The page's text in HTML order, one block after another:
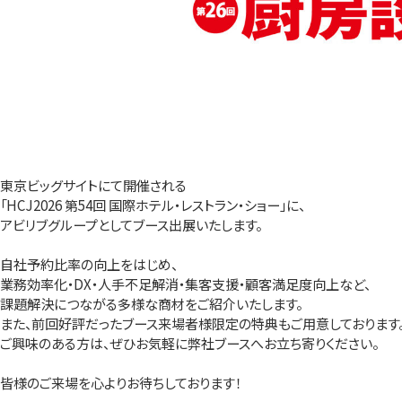
東京ビッグサイトにて開催される
「HCJ2026 第54回 国際ホテル・レストラン・ショー」に、
アビリブグループとしてブース出展いたします。
自社予約比率の向上をはじめ、
業務効率化・DX・人手不足解消・集客支援・顧客満足度向上など、
課題解決につながる多様な商材をご紹介いたします。
また、前回好評だったブース来場者様限定の特典もご用意しております
ご興味のある方は、ぜひお気軽に弊社ブースへお立ち寄りください。
皆様のご来場を心よりお待ちしております！